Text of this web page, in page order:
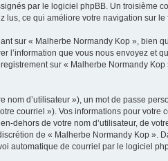
par le logiciel phpBB. Un troisième
lus, ce qui améliore votre navigation sur le
sur « Malherbe Normandy Kop », bien
que vous nous envoyez et
sur « Malherbe Normandy
d’utilisateur »), un mot de passe
courriel »). Vos informations pour
dehors de votre nom d’utilisateur, de
de « Malherbe Normandy Kop ».
automatique de courriel par le logiciel